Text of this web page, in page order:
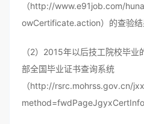
（http://www.e91job.com/
owCertificate.action）的查验结
（2）2015年以后技工院校毕
部全国毕业证书查询系统
（http://rsrc.mohrss.gov.cn/